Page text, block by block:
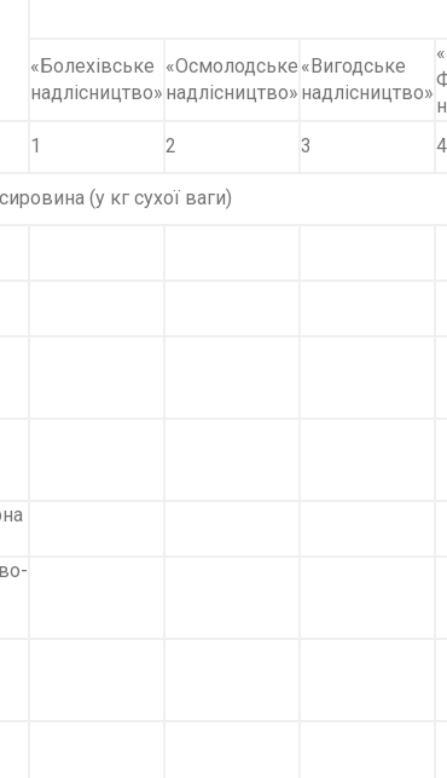
«Болехівське
надлісництво»
«Осмолодське
надлісництво»
«Вигодське
надлісництво»
1 2 3 4
(у кг сухої ваги)